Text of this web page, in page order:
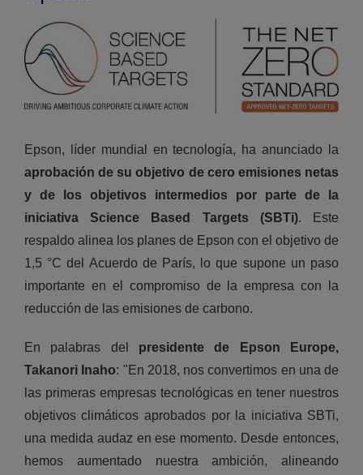
Epson, líder mundial en tecnología, ha anunciado la
aprobación de su objetivo de cero emisiones netas
y de los objetivos intermedios por parte de la
iniciativa Science Based Targets (SBTi). Este
respaldo alinea los planes de Epson con el objetivo de
1,5 °C del Acuerdo de París, lo que supone un paso
importante en el compromiso de la empresa con la
reducción de las emisiones de carbono.
En palabras del presidente de Epson Europe,
Takanori Inaho: "En 2018, nos convertimos en una de
las primeras empresas tecnológicas en tener nuestros
objetivos climáticos aprobados por la iniciativa SBTi,
una medida audaz en ese momento. Desde entonces,
hemos aumentado nuestra ambición, alineando